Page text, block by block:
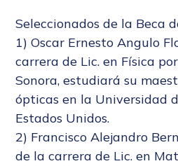
Seleccionados de la Beca
1) Oscar Ernesto Angulo
carrera de Lic. en Física
Sonora, estudiará su
ópticas en la Universidad
Estados Unidos.
2) Francisco Alejandro
de la carrera de Lic. en